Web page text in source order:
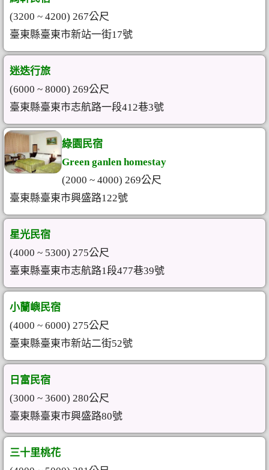
(3200 ~ 4200) 267公尺
臺東縣臺東市新站一街17號
迷迭行旅
(6000 ~ 8000) 269公尺
臺東縣臺東市志航路一段412巷3號
綠園民宿
Green ganlen homestay
(2000 ~ 4000) 269公尺
臺東縣臺東市興盛路122號
星光民宿
(4000 ~ 5300) 275公尺
臺東縣臺東市志航路1段477巷39號
小蘭嶼民宿
(4000 ~ 6000) 275公尺
臺東縣臺東市新站二街52號
日富民宿
(3000 ~ 3600) 280公尺
臺東縣臺東市興盛路80號
三十里桃花